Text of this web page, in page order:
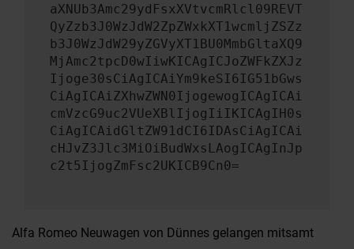
aXNUb3Amc29ydFsxXVtvcmRlcl09REVT
QyZzb3J0WzJdW2ZpZWxkXT1wcmljZSZz
b3J0WzJdW29yZGVyXT1BU0MmbGltaXQ9
MjAmc2tpcD0wIiwKICAgICJoZWFkZXJz
Ijoge30sCiAgICAiYm9keSI6IG51bGws
CiAgICAiZXhwZWN0IjogewogICAgICAi
cmVzcG9uc2VUeXBlIjogIiIKICAgIH0s
CiAgICAidGltZW91dCI6IDAsCiAgICAi
cHJvZ3Jlc3MiOiBudWxsLAogICAgInJp
c2t5IjogZmFsc2UKICB9Cn0=
Alfa Romeo Neuwagen von Dünnes gelangen mitsamt